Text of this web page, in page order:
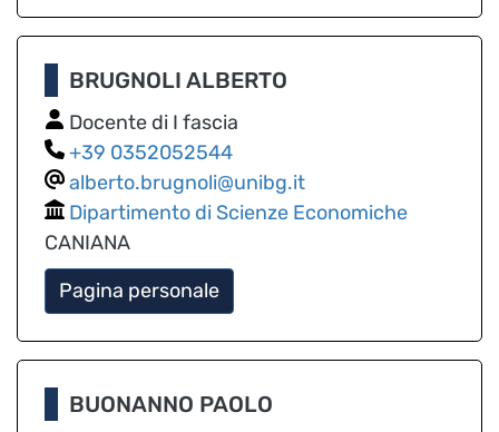
BRUGNOLI ALBERTO
Docente di I fascia
0352052544
alberto.brugnoli@unibg.it
Dipartimento di Scienze Economiche
CANIANA
Pagina personale
BUONANNO PAOLO